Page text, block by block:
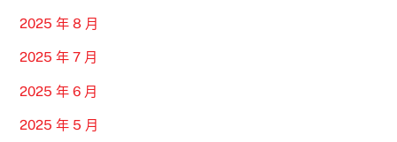
2025 年 8 月
2025 年 7 月
2025 年 6 月
2025 年 5 月